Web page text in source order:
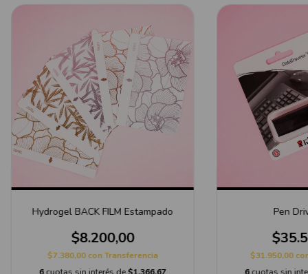
Hydrogel BACK FILM Estampado
$8.200,00
$7.380,00conTransferencia
Pen
$31.950,00